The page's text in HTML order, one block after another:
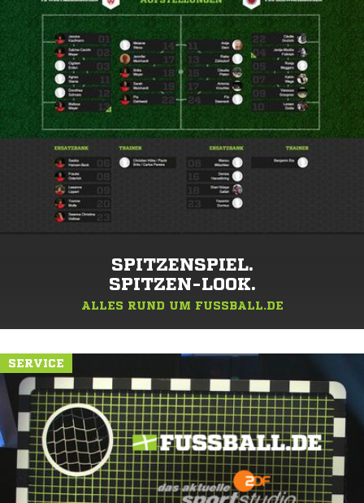
SPITZENSPIEL.
SPITZEN-LOOK.
ALLES RUND UM FUSSBALL.DE
SERVICE